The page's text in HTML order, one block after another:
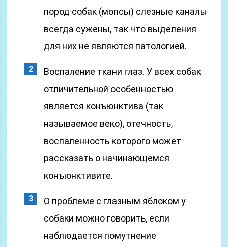
пород собак (мопсы) слезные каналы
всегда сужены, так что выделения
для них не являются патологией.
Воспаление ткани глаз. У всех собак
отличительной особенностью
является конъюнктива (так
называемое веко), отечность,
воспаленность которого может
рассказать о начинающемся
конъюнктивите.
О проблеме с глазным яблоком у
собаки можно говорить, если
наблюдается помутнение